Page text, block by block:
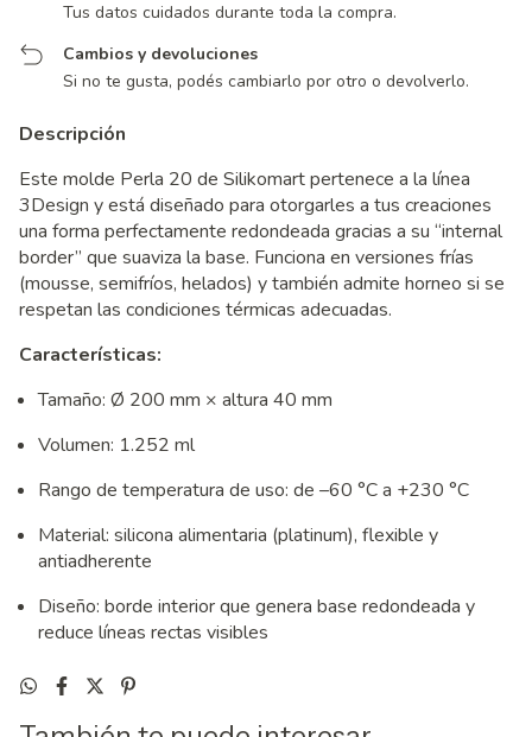
Tus datos cuidados durante toda la compra.
Cambios y devoluciones
Si no te gusta, podés cambiarlo por otro o devolverlo.
Descripción
Este molde Perla 20 de Silikomart pertenece a la línea
3Design y está diseñado para otorgarles a tus creaciones
una forma perfectamente redondeada gracias a su “internal
border” que suaviza la base. Funciona en versiones frías
(mousse, semifríos, helados) y también admite horneo si se
respetan las condiciones térmicas adecuadas.
Características:
Tamaño: Ø 200 mm × altura 40 mm
Volumen: 1.252 ml
Rango de temperatura de uso: de –60 °C a +230 °C
Material: silicona alimentaria (platinum), flexible y
antiadherente
Diseño: borde interior que genera base redondeada y
reduce líneas rectas visibles